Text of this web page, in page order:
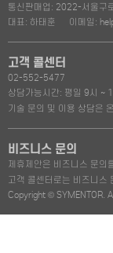
통신판매업: 2022-서울구
대표: 하태훈
이메일:
고객 콜센터
02-552-5477
상담가능시간: 평일 9시 ~
기술 문의 및 이용 상담은
비즈니스 문의
제휴제안은 비즈니스 문의
고객 콜센터로는 비즈니스
Copyright © SYMENTOR.